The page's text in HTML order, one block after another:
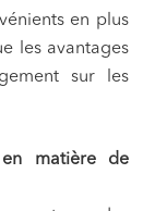
en plus
les avantages
sur les
en matière de